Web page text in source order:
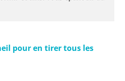
pour en tirer tous les